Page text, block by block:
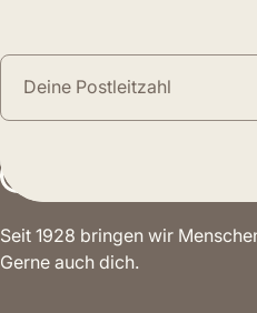
Seit 1928 bringen wir
Gerne auch dich.